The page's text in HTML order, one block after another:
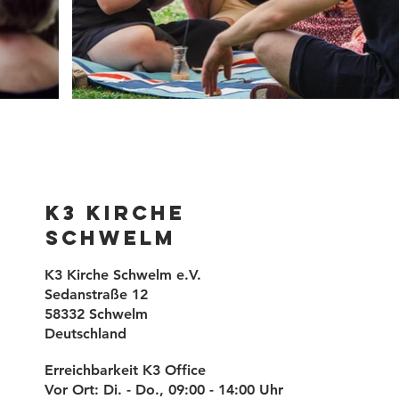
K3 Kirche
Schwelm
K3 Kirche Schwelm e.V.
Sedanstraße 12
58332 Schwelm
Deutschland
Erreichbarkeit K3 Office
Vor Ort: Di. - Do., 09:00 - 14:00 Uhr